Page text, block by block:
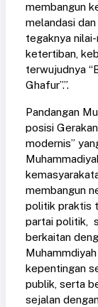
membangun
melandasi
tegaknya
ketertiban,
terwujudnya
Ghafur”.”.
Pandangan
posisi
modernis”
membangun
politik praktis
partai politik,
berkaitan
kepentingan
publik, serta
sejalan